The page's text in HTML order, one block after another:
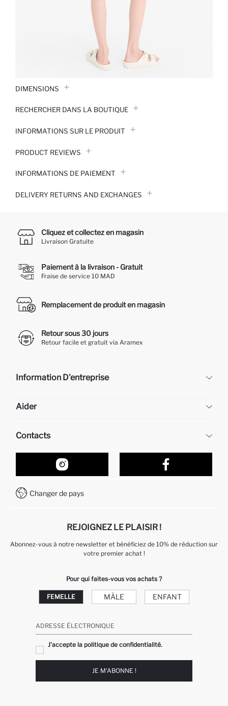
DIMENSIONS
RECHERCHER DANS LA BOUTIQUE
INFORMATIONS SUR LE PRODUIT
PRODUCT REVIEWS
INFORMATIONS DE PAIEMENT
DELIVERY RETURNS AND EXCHANGES
Cliquez et collectez en magasin
Livraison Gratuite
Paiement à la livraison - Gratuit
Fraise de service 10 MAD
Remplacement de produit en magasin
Retour sous 30 jours
Retour facile et gratuit via Aramex
Information D'entreprise
À propos de nous
Aider
Retour et changement
Suivi de la Commande
Comment acheter sur DeFacto ?
Comment payer sur DeFacto?
Contacts
Nos Magasins
Formulaire de contact
Service Client +212 525 076 633
Changer de pays
REJOIGNEZ LE PLAISIR !
Abonnez-vous à notre newsletter et bénéficiez de 10% de réduction sur
votre premier achat !
Pour qui faites-vous vos achats ?
FEMELLE MÂLE ENFANT
ADRESSE ÉLECTRONIQUE
J'accepte la politique de confidentialité.
JE M'ABONNE !